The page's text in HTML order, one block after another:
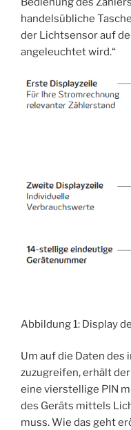
handelsübliche
der Lichtsensor auf
angeleuchtet wird.“
Abbildung 1: Display
Um auf die Daten
zuzugreifen, erhält
eine vierstellige PIN
des Geräts mittels
muss. Wie das geht